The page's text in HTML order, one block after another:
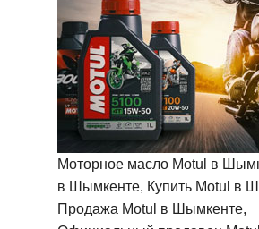
Моторное масло Motul в
в Шымкенте, Купить Motul в
Продажа Motul в Шымкенте,